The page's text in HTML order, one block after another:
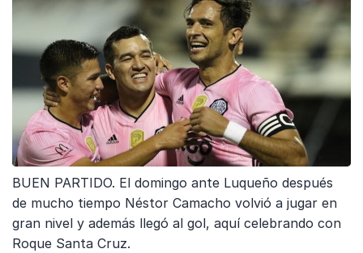
BUEN PARTIDO. El domingo ante Luqueño después
de mucho tiempo Néstor Camacho volvió a jugar en
gran nivel y además llegó al gol, aquí celebrando con
Roque Santa Cruz.